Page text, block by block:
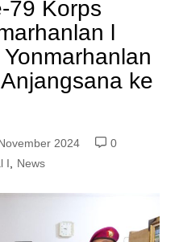
79 Korps
l
ke
2024
0
I News